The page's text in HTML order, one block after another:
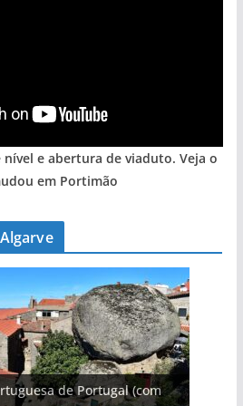
nível e abertura de viaduto. Veja o
em Portimão
de Portugal (com